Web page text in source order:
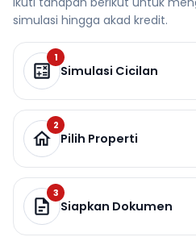
simulasi hingga akad kredit.
1
Simulasi Cicilan
2
Pilih Properti
3
Siapkan Dokumen